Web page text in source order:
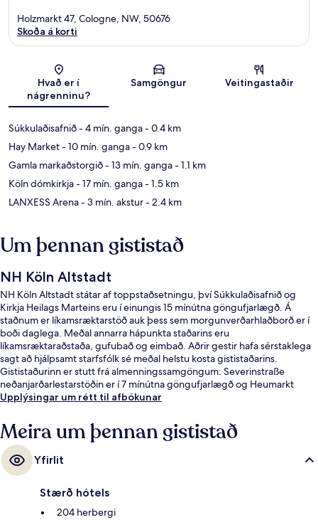
Kort
Holzmarkt 47, Cologne, NW, 50676
Skoða á korti
Hvað er í
nágrenninu?
Samgöngur Veitingastaðir
Súkkulaðisafnið- 4 mín. ganga- 0.4 km
Hay Market- 10 mín. ganga- 0.9 km
Gamla markaðstorgið- 13 mín. ganga- 1.1 km
Köln dómkirkja- 17 mín. ganga- 1.5 km
LANXESS Arena- 3 mín. akstur- 2.4 km
Um þennan gististað
NH Köln Altstadt
NH Köln Altstadt státar af toppstaðsetningu, því Súkkulaðisafnið og
Kirkja Heilags Marteins eru í einungis 15 mínútna göngufjarlægð. Á
staðnum er líkamsræktarstöð auk þess sem morgunverðarhlaðborð er í
boði daglega. Meðal annarra hápunkta staðarins eru
líkamsræktaraðstaða, gufubað og eimbað. Aðrir gestir hafa sérstaklega
sagt að hjálpsamt starfsfólk sé meðal helstu kosta gististaðarins.
Gististaðurinn er stutt frá almenningssamgöngum: Severinstraße
neðanjarðarlestarstöðin er í 7 mínútna göngufjarlægð og Heumarkt
neðanjarðarlestarstöðin í 10 mínútna.
Upplýsingar um rétt til afbókunar
Meira um þennan gististað
Yfirlit
Stærð hótels
204 herbergi